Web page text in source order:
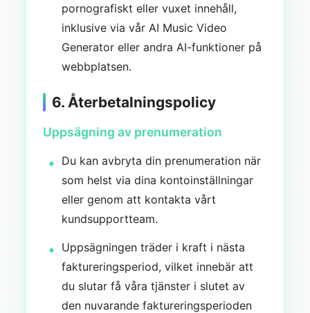
pornografiskt eller vuxet innehåll,
inklusive via vår AI Music Video
Generator eller andra AI-funktioner på
webbplatsen.
6. Återbetalningspolicy
Uppsägning av prenumeration
Du kan avbryta din prenumeration när
som helst via dina kontoinställningar
eller genom att kontakta vårt
kundsupportteam.
Uppsägningen träder i kraft i nästa
faktureringsperiod, vilket innebär att
du slutar få våra tjänster i slutet av
den nuvarande faktureringsperioden